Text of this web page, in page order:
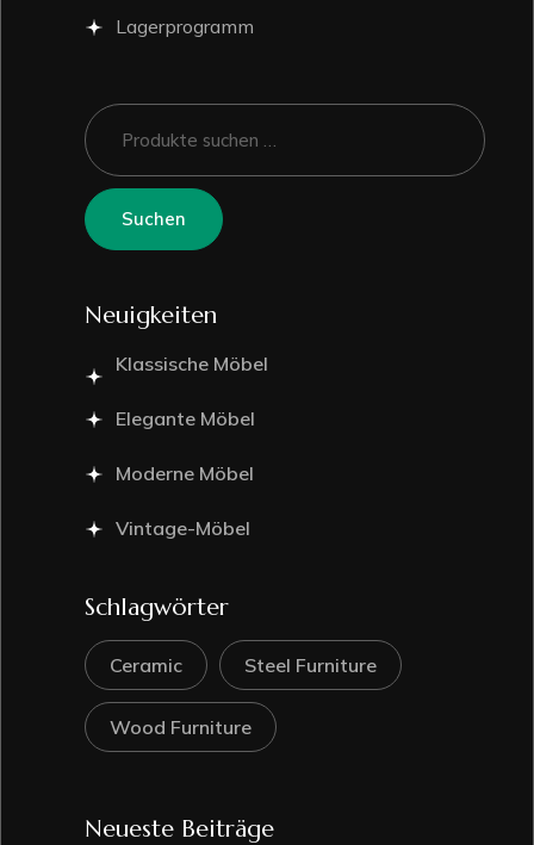
Lagerprogramm
Suchen
Neuigkeiten
Klassische Möbel
Elegante Möbel
Moderne Möbel
Vintage-Möbel
Schlagwörter
Ceramic Steel Furniture
Wood Furniture
Neueste Beiträge